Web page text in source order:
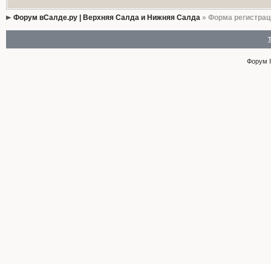
Форум вСалде.ру | Верхняя Салда и Нижняя Салда» Форма
Форум